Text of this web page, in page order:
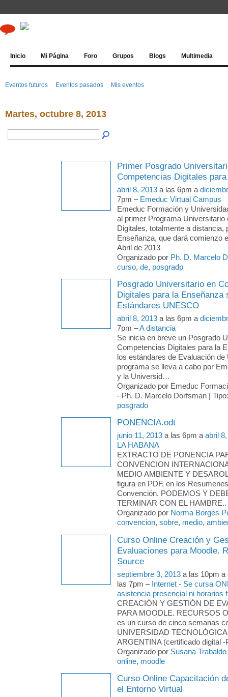
Inicio Mi Página Foro Grupos Blogs Multimedia
Eventos futuros Eventos pasados Mis eventos
Martes, octubre 8, 2013
Primer Posgrado
Competencias Digitales
abril 8, 2013 a las 6pm a
7pm – Emeduc Virtual Campus
Emeduc Formación y
al primer Programa Universitario
Digitales, totalmente a distancia,
Enseñanza, que dará comienzo
Abril de 2013
Organizado por Ph. D. Marcelo
curso, de, posgradp
Posgrado Universitario en
Digitales para la Enseñanza
Estándares UNESCO
abril 8, 2013 a las 6pm a
7pm –A distancia
Se inicia en breve un Posgrado
Competencias Digitales para la
los estándares de Evaluación
programa se lleva a cabo por
y la Universid…
Organizado por Emeduc
- Ph. D. Marcelo Dorfsman |
posgrado
PONENCIA.odt
junio 11, 2013 a las 6pm aabril
LA HABANA
EXTRACTO DE PONENCIA
CONVENCION
MEDIO AMBIENTE Y
figura en PDF, en los
Convención. PODEMOS Y
TERMINAR CON EL HAMBRE..
Organizado por Norma Borges
convencion, sobre, medio,
Curso Online Creación y
Evaluaciones para Moodle.
Source
septiembre 3, 2013 a las 10pm a
las 7pm – Internet - Se cursa
asistencia presencial ni horarios
CREACIÓN Y GESTIÓN DE
PARA MOODLE. RECURSOS
es un curso de cinco semanas
UNIVERSIDAD
ARGENTINA (certificado digital -
Organizado por Susana Trabaldo
online, moodle
Curso Online Capacitación
el Entorno Virtual